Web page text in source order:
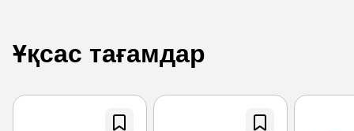
Ұқсас тағамдар